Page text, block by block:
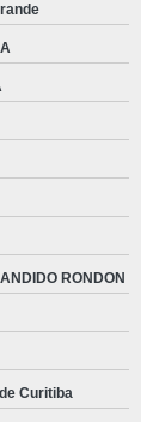
RONDON
Curitiba